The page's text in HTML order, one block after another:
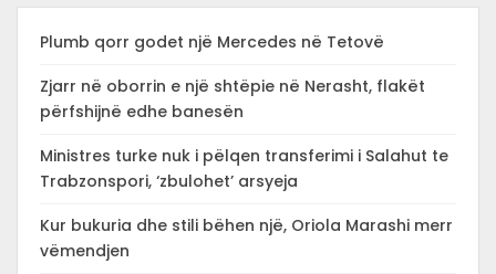
Plumb qorr godet një Mercedes në Tetovë
Zjarr në oborrin e një shtëpie në Nerasht, flakët
përfshijnë edhe banesën
Ministres turke nuk i pëlqen transferimi i Salahut te
Trabzonspori, ‘zbulohet’ arsyeja
Kur bukuria dhe stili bëhen një, Oriola Marashi merr
vëmendjen